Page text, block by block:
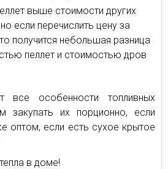
выше стоимости других
если перечислить цену за
получится небольшая разница
пеллет и стоимостью дров
все особенности топливных
закупать их порционно, если
оптом, если есть сухое крытое
в доме!